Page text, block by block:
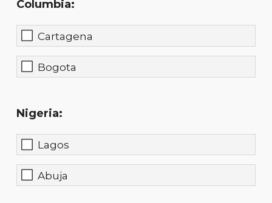
Columbia:
Cartagena
Bogota
Nigeria:
Lagos
Abuja